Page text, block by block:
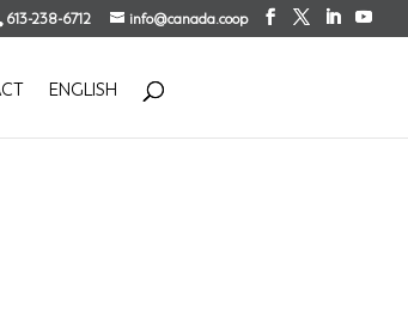
613-238-6712 info@canada.coop
ENGLISH